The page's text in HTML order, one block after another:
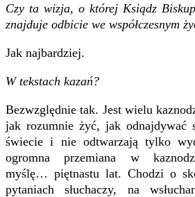
Czy ta wizja, o której Ksiądz
znajduje odbicie we współczesnym
Jak najbardziej.
W tekstach kazań?
Bezwzględnie tak. Jest wielu
jak rozumnie żyć, jak odnajdywać
świecie i nie odtwarzają tylko
ogromna przemiana w
myślę… piętnastu lat. Chodzi o
pytaniach słuchaczy, na